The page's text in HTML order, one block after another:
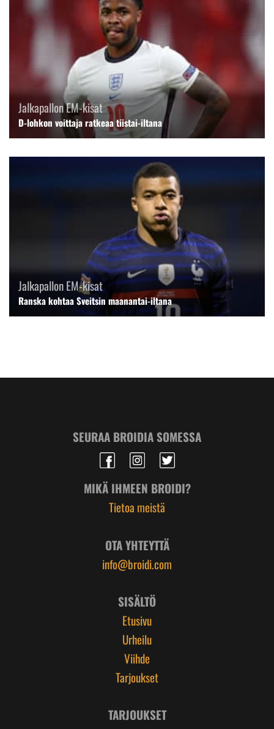
Jalkapallon EM-kisat
D-lohkon voittaja ratkeaa tiistai-iltana
Jalkapallon EM-kisat
Ranska kohtaa Sveitsin maanantai-iltana
SEURAA BROIDIA SOMESSA
MIKÄ IHMEEN BROIDI?
Tietoa meistä
OTA YHTEYTTÄ
info@broidi.com
SISÄLTÖ
Etusivu
Urheilu
Viihde
Tarjoukset
TARJOUKSET